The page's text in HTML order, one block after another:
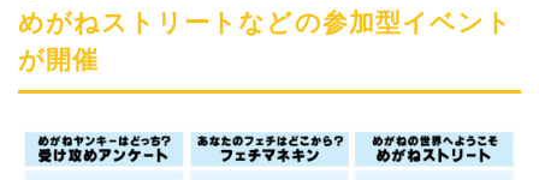
めがねストリートなどの参加型イベント
が開催